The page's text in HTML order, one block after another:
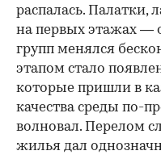
распалась. Палатки,
на первых этажах —
групп менялся
этапом стало
которые пришли в
качества среды по-
волновал. Перелом
жилья дал